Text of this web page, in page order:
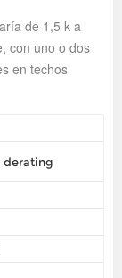
de 1,5 k a
con uno o dos
en techos